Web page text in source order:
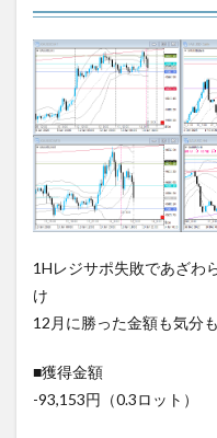
1Hレジサポ失敗であざわ
け
12月に勝った金額も気分
■獲得金額
-93,153円（0.3ロット）